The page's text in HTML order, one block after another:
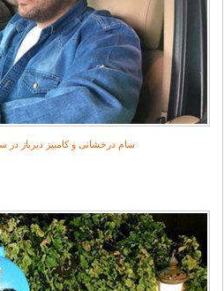
سام درخشانی و کامبیز دیرباز در